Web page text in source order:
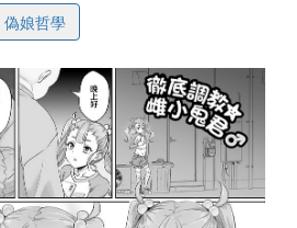
偽娘哲學
05 07:53